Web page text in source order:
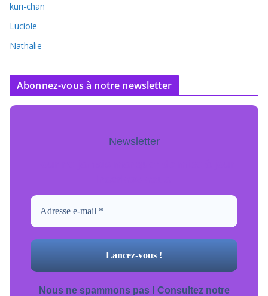
kuri-chan
Luciole
Nathalie
Abonnez-vous à notre newsletter
Newsletter
Nous ne spammons pas ! Consultez notre